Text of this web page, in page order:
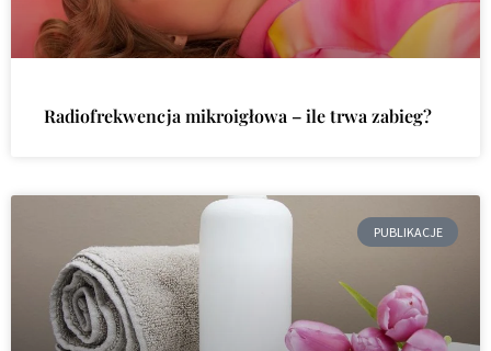
Radiofrekwencja mikroigłowa – ile trwa zabieg?
PUBLIKACJE